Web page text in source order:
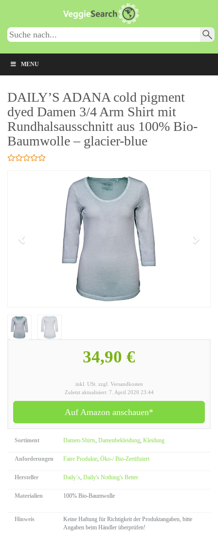
content
MENU
DAILY’S ADANA cold pigment
dyed Damen 3/4 Arm Shirt mit
Rundhalsausschnitt aus 100% Bio-
Baumwolle – glacier-blue
34,90 €
inkl. USt. zzgl. Versandkosten
Zuletzt aktualisiert: 7. April 2020 23:44
Auf Amazon anschauen*
Sortiment Damen-Shirts, Damenbekleidung, Kleidung
Anforderungen Faire Produkte, Öko-/ Bio-Zertifiziert
Hersteller Daily´s, Daily's Nothing's Better
Materialien 100% Bio-Baumwolle
Hinweis
Keine Haftung für Richtigkeit der Produktangaben, bitte
Angaben beim Händler überprüfen!